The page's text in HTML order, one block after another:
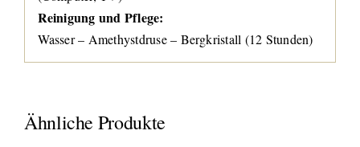
Reinigung und Pflege:
Wasser – Amethystdruse – Bergkristall (12 Stunden)
Ähnliche Produkte